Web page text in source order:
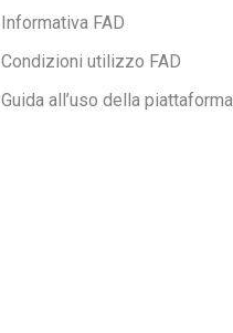
Informativa FAD
Condizioni utilizzo FAD
Guida all’uso della piattaforma